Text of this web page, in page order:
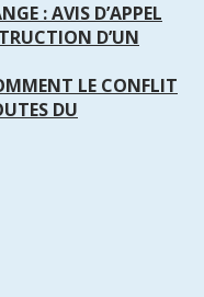
: AVIS D’APPEL
D’UN
LE CONFLIT
DU